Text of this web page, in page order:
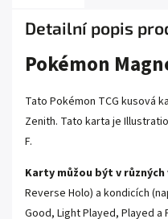
Detailní popis
Pokémon
Tato Pokémon TCG kusová
Zenith. Tato karta je
F.
Karty můžou být v různých
Reverse Holo) a kondicích
Good, Light Played, Played a